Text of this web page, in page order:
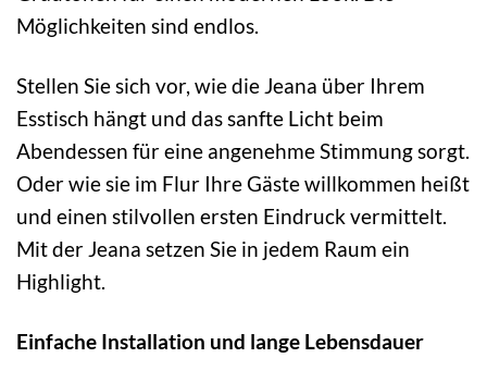
Möglichkeiten sind endlos.
Stellen Sie sich vor, wie die Jeana über Ihrem
Esstisch hängt und das sanfte Licht beim
Abendessen für eine angenehme Stimmung sorgt.
Oder wie sie im Flur Ihre Gäste willkommen heißt
und einen stilvollen ersten Eindruck vermittelt.
Mit der Jeana setzen Sie in jedem Raum ein
Highlight.
Einfache Installation und lange Lebensdauer